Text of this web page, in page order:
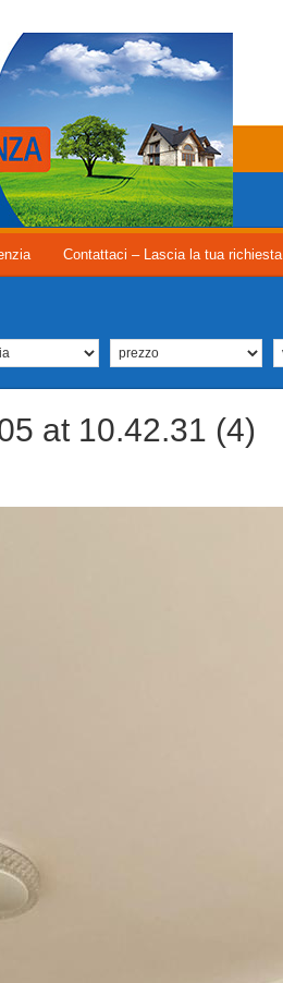
Contattaci – Lascia la tua richiesta
at 10.42.31 (4)